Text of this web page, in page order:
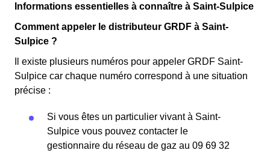
Informations essentielles à connaître à Saint-Sulpice
Comment appeler le distributeur GRDF à Saint-
Sulpice ?
Il existe plusieurs numéros pour appeler GRDF Saint-
Sulpice car chaque numéro correspond à une situation
précise :
Si vous êtes un particulier vivant à Saint-
Sulpice vous pouvez contacter le
gestionnaire du réseau de gaz au 09 69 32